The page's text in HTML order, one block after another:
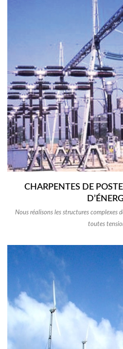
CHARPENTES DE
Nous réalisons les structures complexes
toutes